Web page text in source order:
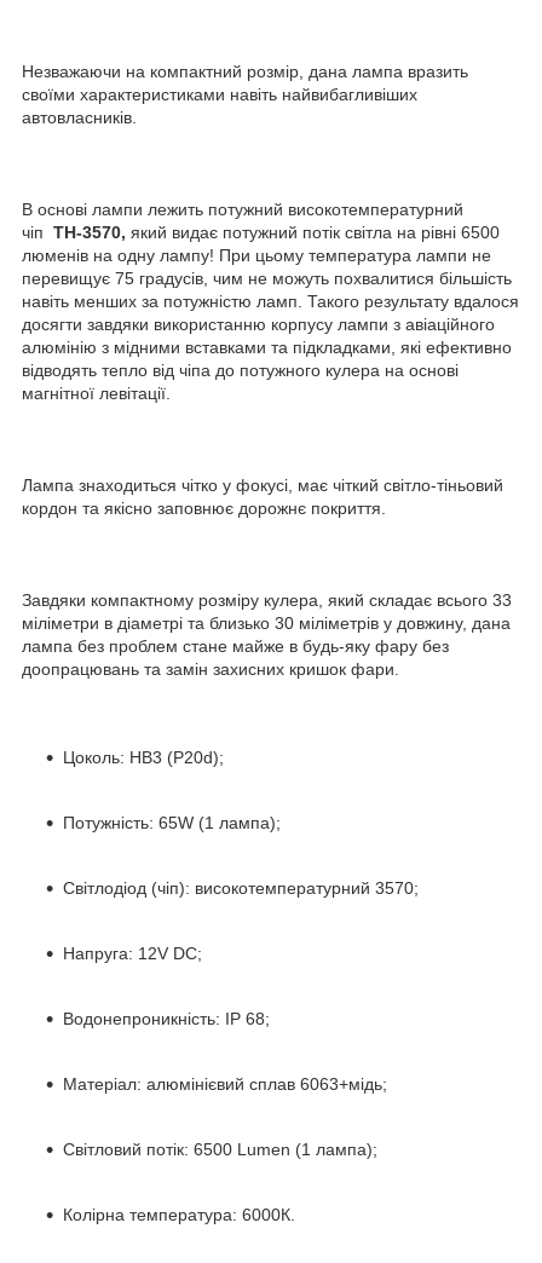
Незважаючи на компактний розмір, дана лампа вразить
своїми характеристиками навіть найвибагливіших
автовласників.
В основі лампи лежить потужний високотемпературний
чіп ТН-3570, який видає потужний потік світла на рівні 6500
люменів на одну лампу! При цьому температура лампи не
перевищує 75 градусів, чим не можуть похвалитися більшість
навіть менших за потужністю ламп. Такого результату вдалося
досягти завдяки використанню корпусу лампи з авіаційного
алюмінію з мідними вставками та підкладками, які ефективно
відводять тепло від чіпа до потужного кулера на основі
магнітної левітації.
Лампа знаходиться чітко у фокусі, має чіткий світло-тіньовий
кордон та якісно заповнює дорожнє покриття.
Завдяки компактному розміру кулера, який складає всього 33
міліметри в діаметрі та близько 30 міліметрів у довжину, дана
лампа без проблем стане майже в будь-яку фару без
доопрацювань та замін захисних кришок фари.
Цоколь: HB3 (P20d);
Потужність: 65W (1 лампа);
Світлодіод (чіп): високотемпературний 3570;
Напруга: 12V DC;
Водонепроникність: IP 68;
Матеріал: алюмінієвий сплав 6063+мідь;
Світловий потік: 6500 Lumen (1 лампа);
Колірна температура: 6000К.